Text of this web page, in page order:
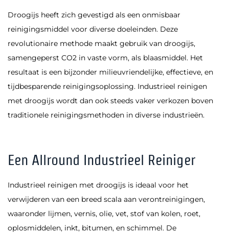
Droogijs heeft zich gevestigd als een onmisbaar
reinigingsmiddel voor diverse doeleinden. Deze
revolutionaire methode maakt gebruik van droogijs,
samengeperst CO2 in vaste vorm, als blaasmiddel. Het
resultaat is een bijzonder milieuvriendelijke, effectieve, en
tijdbesparende reinigingsoplossing. Industrieel reinigen
met droogijs wordt dan ook steeds vaker verkozen boven
traditionele reinigingsmethoden in diverse industrieën.
Een Allround Industrieel Reiniger
Industrieel reinigen met droogijs is ideaal voor het
verwijderen van een breed scala aan verontreinigingen,
waaronder lijmen, vernis, olie, vet, stof van kolen, roet,
oplosmiddelen, inkt, bitumen, en schimmel. De